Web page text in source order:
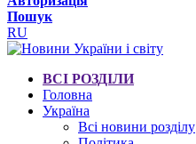
Пошук
RU
ВСІ РОЗДІЛИ
Головна
Україна
Всі новини розділу